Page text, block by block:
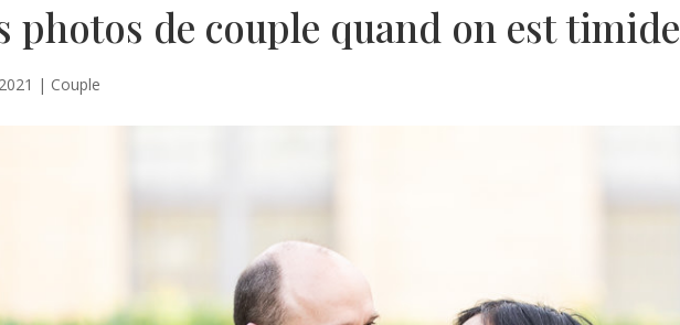
photos de couple quand on est timide
| Couple